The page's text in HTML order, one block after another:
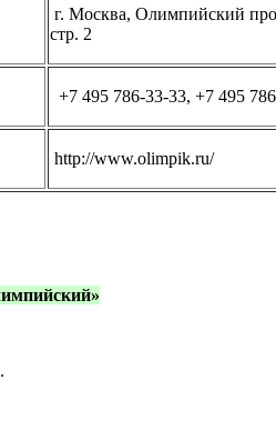
г. Москва, Олимпийский
стр. 2
+7 495 786‑33-33, +7 495
http://www.olimpik.ru/